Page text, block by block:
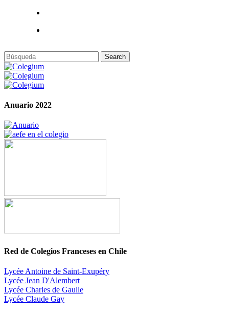
Anuario 2022
Red de Colegios Franceses en Chile
Lycée Antoine de Saint-Exupéry
Lycée Jean D'Alembert
Lycée Charles de Gaulle
Lycée Claude Gay